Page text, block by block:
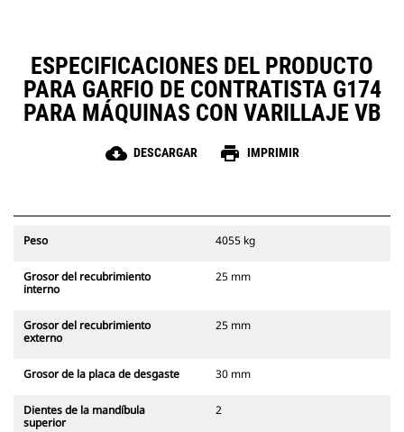
Ideal para aplicaciones como las
siguientes: demolición estructural,
manipulación y clasificación de
materiales, carga y descarga de
desperdicios y otros residuos.
protección adicional.
ESPECIFICACIONES DEL PRODUCTO
PARA GARFIO DE CONTRATISTA G174
PARA MÁQUINAS CON VARILLAJE VB
cloud_download DESCARGAR print IMPRIMIR
Peso 4055 kg
Grosor del recubrimiento
interno
25 mm
Grosor del recubrimiento
externo
25 mm
Grosor de la placa de desgaste 30 mm
Dientes de la mandíbula
superior
2